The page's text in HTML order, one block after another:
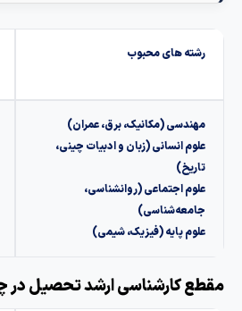
رشته های محبوب
مهندسی (مکانیک، برق، عمران)
علوم انسانی (زبان و ادبیات چینی،
تاریخ)
علوم اجتماعی (روانشناسی،
جامعه‌شناسی)
علوم پایه (فیزیک، شیمی)
کارشناسی ارشد تحصیل در چین